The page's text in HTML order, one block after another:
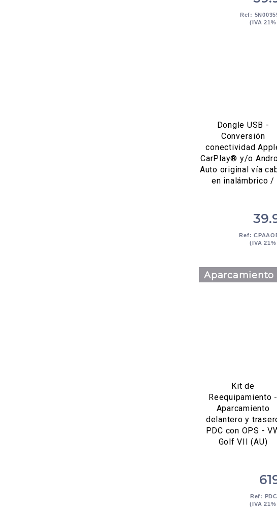
Ref:
(IVA
Dongle USB -
Conversión
conectividad
CarPlay® y/o
Auto original vía
en inalámbrico /
Ref:
(IVA
Aparcamiento
Kit de
Reequipamiento -
Aparcamiento
delantero y
PDC con OPS -
Golf VII (AU)
Ref:
(IVA